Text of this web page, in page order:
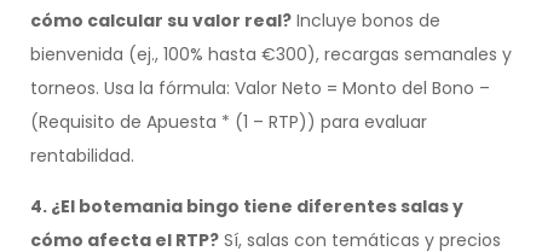
cómo calcular su valor real? Incluye bonos de
bienvenida (ej., 100% hasta €300), recargas semanales y
torneos. Usa la fórmula: Valor Neto = Monto del Bono –
(Requisito de Apuesta * (1 – RTP)) para evaluar
rentabilidad.
4. ¿El botemania bingo tiene diferentes salas y
cómo afecta el RTP? Sí, salas con temáticas y precios